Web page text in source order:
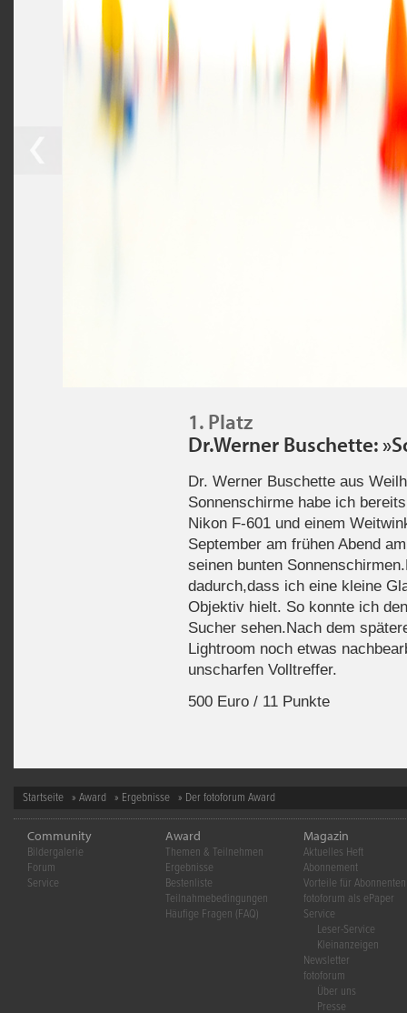
1. Platz
Dr.Werner Buschette:
Dr. Werner Buschette aus
Sonnenschirme habe ich
Nikon F-601 und einem
September am frühen Abend
seinen bunten
dadurch,dass ich eine kleine
Objektiv hielt. So konnte ich
Sucher sehen.Nach dem
Lightroom noch etwas
unscharfen Volltreffer.
500 Euro / 11 Punkte
Startseite » Award » Ergebnisse » Der fotoforum Award
Community
Bildergalerie
Forum
Service
Award
Themen & Teilnehmen
Ergebnisse
Bestenliste
Teilnahmebedingungen
Häufige Fragen (FAQ)
Magazin
Aktuelles Heft
Abonnement
Vorteile für Abonnenten
fotoforum als ePaper
Service
Leser-Service
Kleinanzeigen
Newsletter
fotoforum
Über uns
Presse